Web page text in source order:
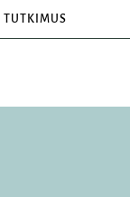
TUTKIMUS